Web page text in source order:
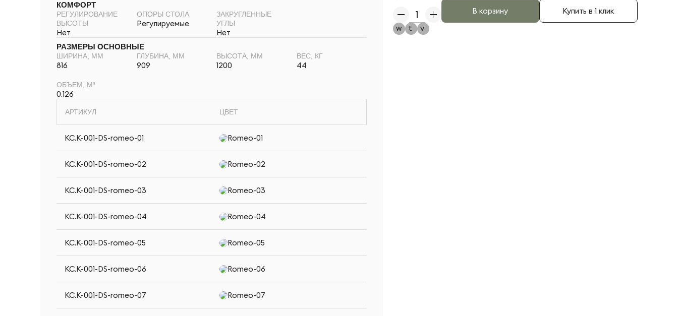
КОМФОРТ
РЕГУЛИРОВАНИЕ
ВЫСОТЫ
Нет
ОПОРЫ СТОЛА
Регулируемые
ЗАКРУГЛЕННЫЕ
УГЛЫ
Нет
РАЗМЕРЫ ОСНОВНЫЕ
ШИРИНА, ММ
816
ГЛУБИНА, ММ
909
ВЫСОТА, ММ
1200
ВЕС, КГ
44
ОБЪЕМ, М³
0.126
АРТИКУЛ ЦВЕТ
KC.K-001-DS-romeo-01 Romeo-01
KC.K-001-DS-romeo-02 Romeo-02
KC.K-001-DS-romeo-03 Romeo-03
KC.K-001-DS-romeo-04 Romeo-04
KC.K-001-DS-romeo-05 Romeo-05
KC.K-001-DS-romeo-06 Romeo-06
KC.K-001-DS-romeo-07 Romeo-07
В корзину Купить в 1 клик